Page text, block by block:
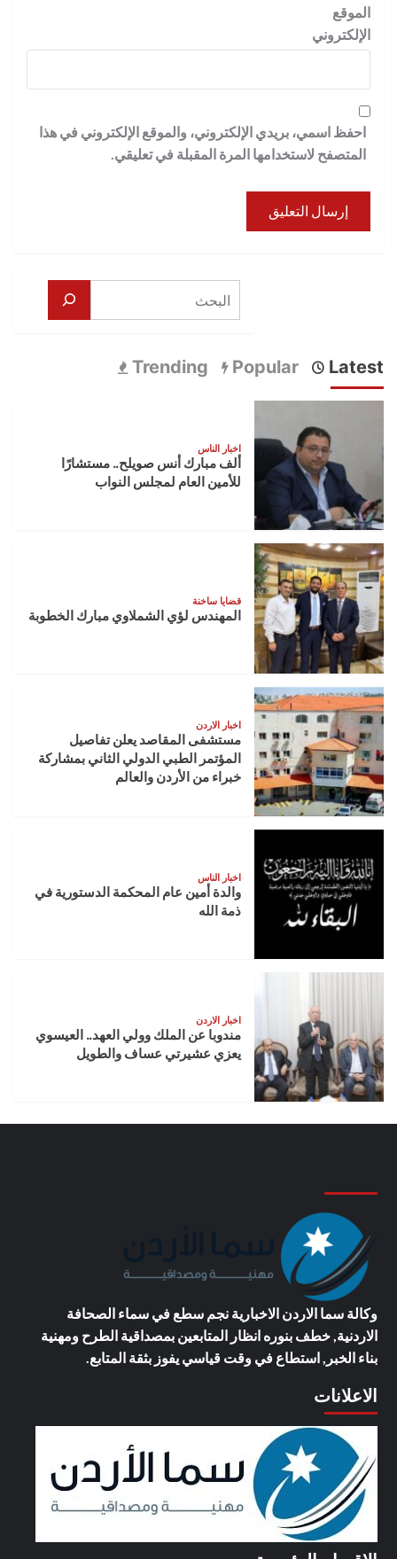
الموقع
الإلكتروني
احفظ اسمي، بريدي الإلكتروني، والموقع الإلكتروني في هذا
المتصفح لاستخدامها المرة المقبلة في تعليقي.
البحث
Latest
Popular
Trending
اخبار الناس
ألف مبارك أنس صويلح.. مستشارًا
للأمين العام لمجلس النواب
قضايا ساخنة
المهندس لؤي الشملاوي مبارك الخطوبة
اخبار الاردن
مستشفى المقاصد يعلن تفاصيل
المؤتمر الطبي الدولي الثاني بمشاركة
خبراء من الأردن والعالم
اخبار الناس
والدة أمين عام المحكمة الدستورية في
ذمة الله
اخبار الاردن
مندوبا عن الملك وولي العهد.. العيسوي
يعزي عشيرتي عساف والطويل
وكالة سما الاردن الاخباريةنجم سطع في سماء الصحافة
الاردنية, خطف بنوره انظار المتابعين بمصداقية الطرح ومهنية
بناء الخبر, استطاع في وقت قياسي يفوز بثقة المتابع.
الاعلانات